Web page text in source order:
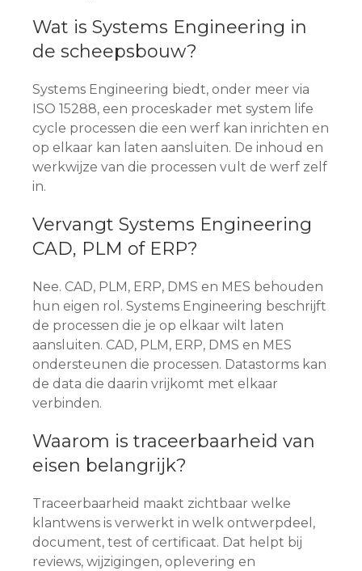
Wat is Systems Engineering in
de scheepsbouw?
Systems Engineering biedt, onder meer via
ISO 15288, een proceskader met system life
cycle processen die een werf kan inrichten en
op elkaar kan laten aansluiten. De inhoud en
werkwijze van die processen vult de werf zelf
in.
Vervangt Systems Engineering
CAD, PLM of ERP?
Nee. CAD, PLM, ERP, DMS en MES behouden
hun eigen rol. Systems Engineering beschrijft
de processen die je op elkaar wilt laten
aansluiten. CAD, PLM, ERP, DMS en MES
ondersteunen die processen. Datastorms kan
de data die daarin vrijkomt met elkaar
verbinden.
Waarom is traceerbaarheid van
eisen belangrijk?
Traceerbaarheid maakt zichtbaar welke
klantwens is verwerkt in welk ontwerpdeel,
document, test of certificaat. Dat helpt bij
reviews, wijzigingen, oplevering en